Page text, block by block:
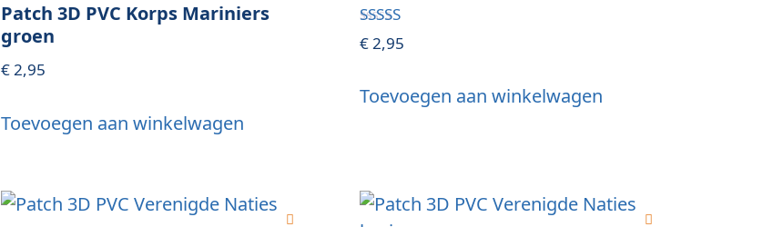
Patch 3D PVC Korps Mariniers
groen
€2,95
Toevoegen aan winkelwagen
Gewaardeerd
5.00
€2,95
Toevoegen aan winkelwagen